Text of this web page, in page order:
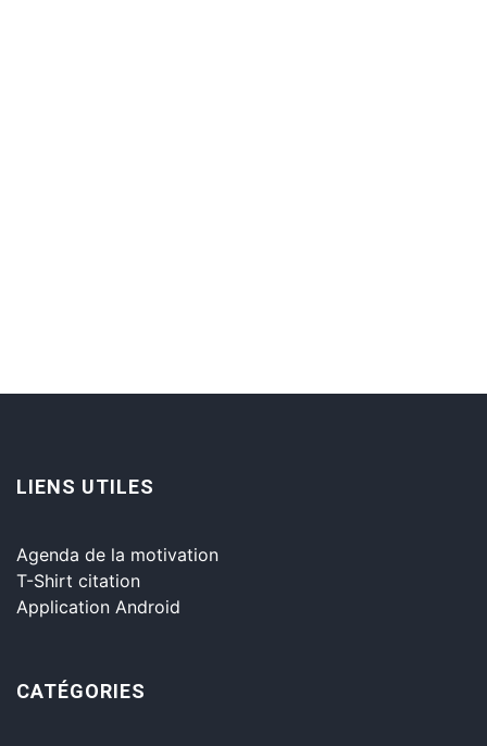
LIENS UTILES
Agenda de la motivation
T-Shirt citation
Application Android
CATÉGORIES